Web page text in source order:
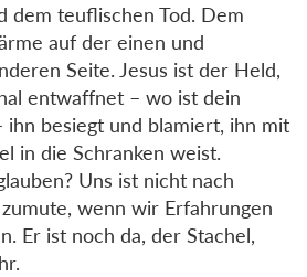
dem teuflischen Tod. Dem
auf der einen und
Seite. Jesus ist der Held,
entwaffnet – wo ist dein
ihn besiegt und blamiert, ihn mit
in die Schranken weist.
Uns ist nicht nach
wenn wir Erfahrungen
Er ist noch da, der Stachel,